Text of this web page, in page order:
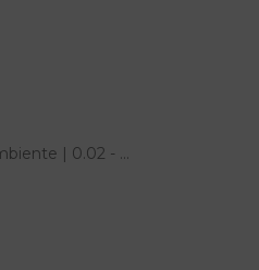
| 0.02 - ...